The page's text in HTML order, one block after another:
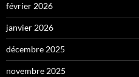
février 2026
janvier 2026
décembre 2025
novembre 2025